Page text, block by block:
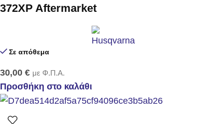
372XP Aftermarket
Σε απόθεμα
30,00 € με Φ.Π.Α.
Προσθήκη στο καλάθι